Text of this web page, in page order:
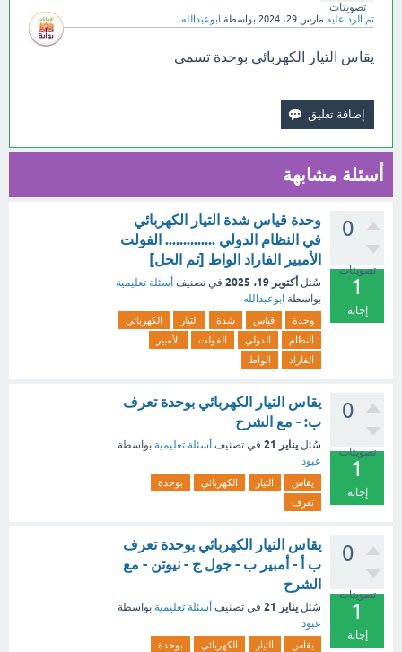
تصويتات
تم الرد عليه مارس 29، 2024 بواسطة ابوعبدالله
يقاس التيار الكهربائي بوحدة تسمى
أسئلة مشابهة
0
تصويتات
1
إجابة
وحدة قياس شدة التيار الكهربائي
في النظام الدولي .............. الفولت
الأمبير الفاراد الواط [تم الحل]
سُئل أكتوبر 19، 2025 في تصنيف أسئلة تعليمية
بواسطة ابوعبدالله
وحدة قياس شدة التيار
الكهربائي
النظام
الدولي الفولت
الأمبير
الفاراد
الواط
0
تصويتات
1
إجابة
يقاس التيار الكهربائي بوحدة تعرف
ب: - مع الشرح
سُئل يناير 21 في تصنيف أسئلة تعليمية بواسطة
عبود
يقاس التيار الكهربائي
بوحدة
تعرف
0
تصويتات
1
إجابة
يقاس التيار الكهربائي بوحدة تعرف
ب أ - أمبير ب - جول ج - نيوتن - مع
الشرح
سُئل يناير 21 في تصنيف أسئلة تعليمية بواسطة
عبود
يقاس التيار الكهربائي
بوحدة